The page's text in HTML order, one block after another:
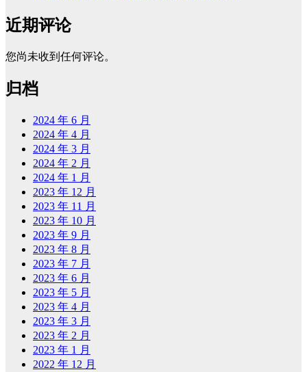
近期评论
您尚未收到任何评论。
归档
2024 年 6 月
2024 年 4 月
2024 年 3 月
2024 年 2 月
2024 年 1 月
2023 年 12 月
2023 年 11 月
2023 年 10 月
2023 年 9 月
2023 年 8 月
2023 年 7 月
2023 年 6 月
2023 年 5 月
2023 年 4 月
2023 年 3 月
2023 年 2 月
2023 年 1 月
2022 年 12 月